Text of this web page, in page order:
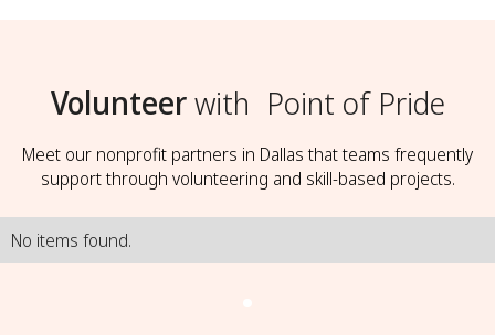
Volunteerwith Point of Pride
Meet our nonprofit partners in Dallas that teams frequently
support through volunteering and skill-based projects.
No items found.